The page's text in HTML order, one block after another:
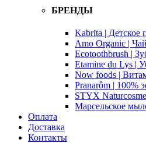
БРЕНДЫ
Kabrita | Детское
Amo Organic |
Ecotoothbrush |
Etamine du Lys |
Now foods |
Pranarôm | 100%
STYX
Марсельское
Оплата
Доставка
Контакты